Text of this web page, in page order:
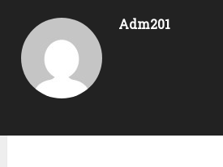
Adm201